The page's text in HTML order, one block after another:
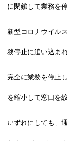
に閉鎖して業務を
新型コロナウイル
務停止に追い込ま
完全に業務を停止
を縮小して窓口を
いずれにしても、